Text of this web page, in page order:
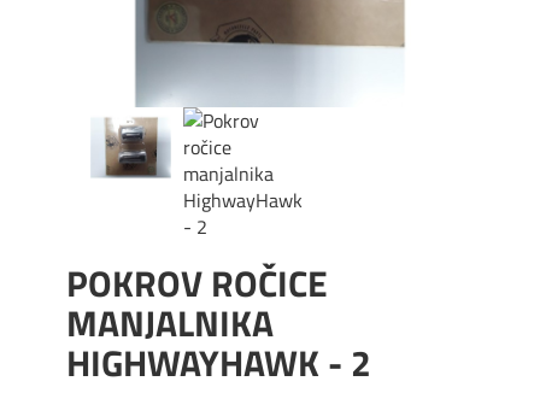
POKROV ROČICE
MANJALNIKA
HIGHWAYHAWK - 2